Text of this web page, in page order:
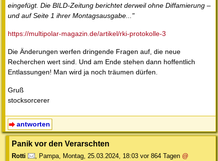
eingefügt. Die BILD-Zeitung berichtet derweil ohne Diffamierung –
und auf Seite 1 ihrer Montagsausgabe..."
https://multipolar-magazin.de/artikel/rki-protokolle-3
Die Änderungen werfen dringende Fragen auf, die neue
Recherchen wert sind. Und am Ende stehen dann hoffentlich
Entlassungen! Man wird ja noch träumen dürfen.
Gruß
stocksorcerer
antworten
Panik vor den Verarschten
Rotti , Pampa, Montag, 25.03.2024, 18:03 vor 864 Tagen @